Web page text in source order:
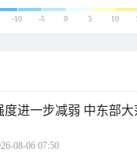
-10 -5 0 5 10
度进一步减弱 中东部
08-06 07:50